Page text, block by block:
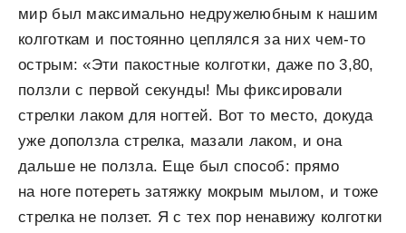
мир был максимально недружелюбным к нашим
колготкам и постоянно цеплялся за них чем-то
острым: «Эти пакостные колготки, даже по 3,80,
ползли с первой секунды! Мы фиксировали
стрелки лаком для ногтей. Вот то место, докуда
уже доползла стрелка, мазали лаком, и она
дальше не ползла. Еще был способ: прямо
на ноге потереть затяжку мокрым мылом, и тоже
стрелка не ползет. Я с тех пор ненавижу колготки